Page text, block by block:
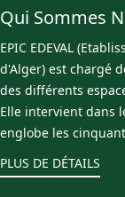
Qui Sommes
EPIC EDEVAL
d'Alger) est chargé
des différents
Elle intervient dans
englobe les
PLUS DE DÉTAILS